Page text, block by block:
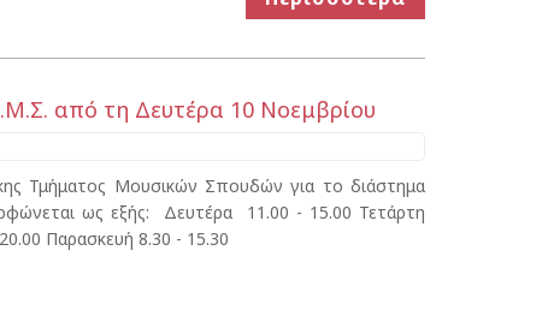
από τη Δευτέρα 10 Νοεμβρίου
Τμήματος Μουσικών Σπουδών για το διάστημα
ως εξής: Δευτέρα 11.00 - 15.00 Τετάρτη
Παρασκευή 8.30 - 15.30